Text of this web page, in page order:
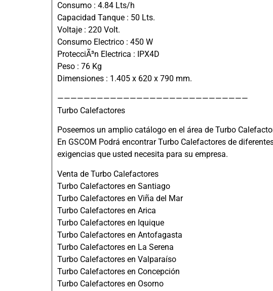
Consumo : 4.84 Lts/h
Capacidad Tanque : 50 Lts.
Voltaje : 220 Volt.
Consumo Electrico : 450 W
ProtecciÃ³n Electrica : IPX4D
Peso : 76 Kg
Dimensiones : 1.405 x 620 x 790 mm.
—————————————————————————————
Turbo Calefactores
Poseemos un amplio catálogo en el área de Turbo
En GSCOM Podrá encontrar Turbo Calefactores de
exigencias que usted necesita para su empresa.
Venta de Turbo Calefactores
Turbo Calefactores en Santiago
Turbo Calefactores en Viña del Mar
Turbo Calefactores en Arica
Turbo Calefactores en Iquique
Turbo Calefactores en Antofagasta
Turbo Calefactores en La Serena
Turbo Calefactores en Valparaíso
Turbo Calefactores en Concepción
Turbo Calefactores en Osorno